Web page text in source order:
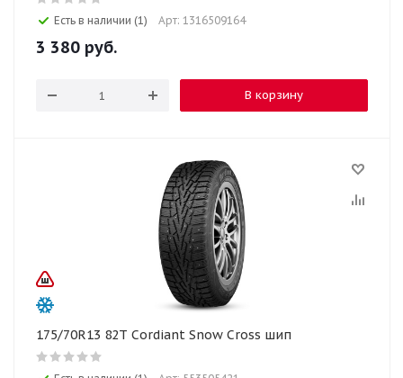
Есть в наличии (1) Арт: 1316509164
3 380 руб.
В корзину
175/70R13 82T Cordiant Snow Cross шип